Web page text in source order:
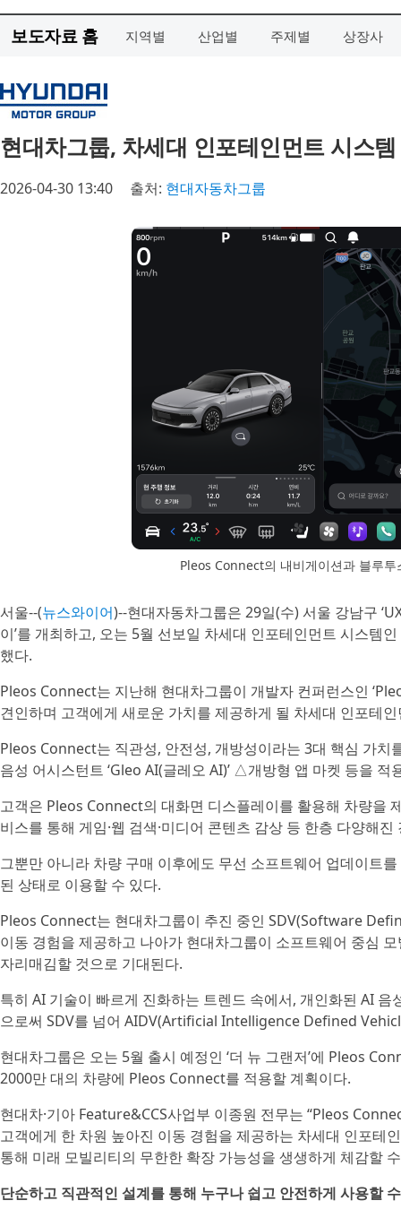
보도자료 홈 지역별 산업별 주제별 상장사
현대차그룹, 차세대 인포테인먼트 시스
2026-04-30 13:40 출처: 현대자동차그룹
Pleos Connect의 내비게이션과 블루
서울--(뉴스와이어)--현대자동차그룹은 29일(수) 서울 강남구
이’를 개최하고, 오는 5월 선보일 차세대 인포테인먼트 시스템
했다.
Pleos Connect는 지난해 현대차그룹이 개발자 컨퍼런스인
견인하며 고객에게 새로운 가치를 제공하게 될 차세대 인포테
Pleos Connect는 직관성, 안전성, 개방성이라는 3대 핵심 가
음성 어시스턴트 ‘Gleo AI(글레오 AI)’ △개방형 앱 마켓 등을
고객은 Pleos Connect의 대화면 디스플레이를 활용해 차량을
비스를 통해 게임·웹 검색·미디어 콘텐츠 감상 등 한층 다양해
그뿐만 아니라 차량 구매 이후에도 무선 소프트웨어 업데이트
된 상태로 이용할 수 있다.
Pleos Connect는 현대차그룹이 추진 중인 SDV(Software
이동 경험을 제공하고 나아가 현대차그룹이 소프트웨어 중심
자리매김할 것으로 기대된다.
특히 AI 기술이 빠르게 진화하는 트렌드 속에서, 개인화된 AI
으로써 SDV를 넘어 AIDV(Artificial Intelligence Defined
현대차그룹은 오는 5월 출시 예정인 ‘더 뉴 그랜저’에 Pleos
2000만 대의 차량에 Pleos Connect를 적용할 계획이다.
현대차·기아 Feature&CCS사업부 이종원 전무는 “Pleos
고객에게 한 차원 높아진 이동 경험을 제공하는 차세대 인포테
통해 미래 모빌리티의 무한한 확장 가능성을 생생하게 체감할
단순하고 직관적인 설계를 통해 누구나 쉽고 안전하게 사용할